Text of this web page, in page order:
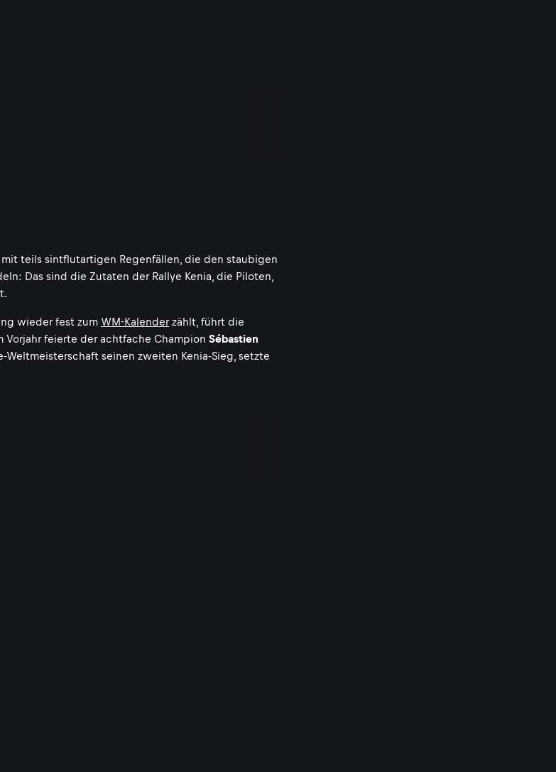
teils sintflutartigen Regenfällen, die den staubigen
Das sind die Zutaten der Rallye Kenia, die Piloten,
wieder fest zum WM-Kalenderzählt, führt die
feierte der achtfache Champion Sébastien
Weltmeisterschaft seinen zweiten Kenia-Sieg, setzte